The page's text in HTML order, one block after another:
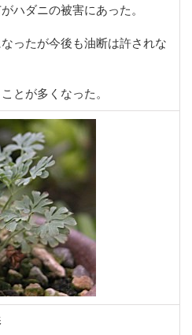
ハダニの被害にあった。
ったが今後も油断は許されな
とが多くなった。